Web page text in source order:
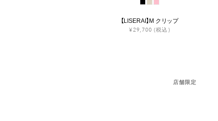
【LISERAI】M クリップ
¥29,700 (税込)
店舗限定